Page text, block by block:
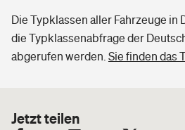
Die Typklassen aller Fahrzeuge in
die Typklassenabfrage der
abgerufen werden. Sie finden das
Jetzt teilen